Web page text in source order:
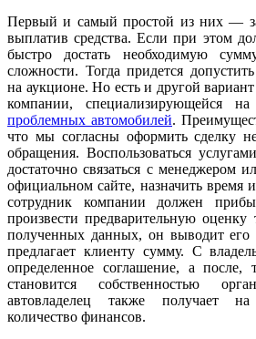
Первый и самый простой из них —
выплатив средства. Если при этом
быстро достать необходимую
сложности. Тогда придется
на аукционе. Но есть и другой
компании, специализирующейся на
проблемных автомобилей.
что мы согласны оформить сделку
обращения. Воспользоваться
достаточно связаться с менеджером
официальном сайте, назначить время
сотрудник компании должен
произвести предварительную оценку
полученных данных, он выводит его
предлагает клиенту сумму. С
определенное соглашение, а после,
становится собственностью
автовладелец также получает
количество финансов.